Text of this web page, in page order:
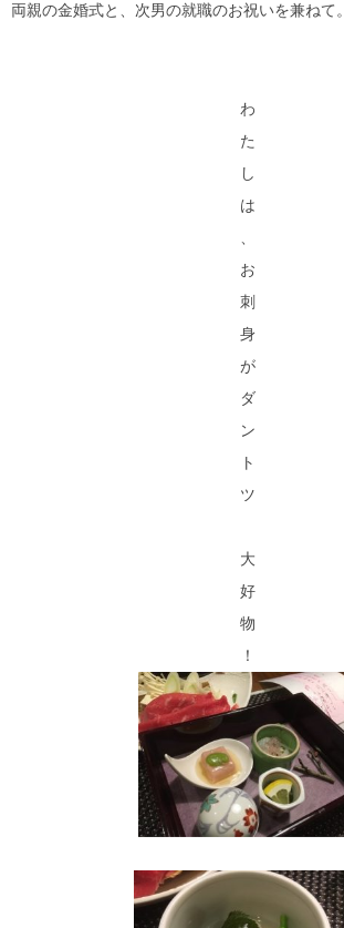
両親の金婚式と、次男の就職のお祝いを兼ねて。
わ
た
し
は
お
刺
身
が
ダ
ン
ト
ツ
大
好
物
！